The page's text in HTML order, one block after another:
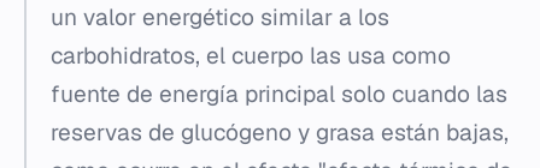
un valor energético similar a los
carbohidratos, el cuerpo las usa como
fuente de energía principal solo cuando las
reservas de glucógeno y grasa están bajas,